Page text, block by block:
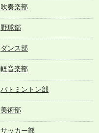
吹奏楽部
野球部
ダンス部
軽音楽部
バトミントン部
美術部
サッカー部